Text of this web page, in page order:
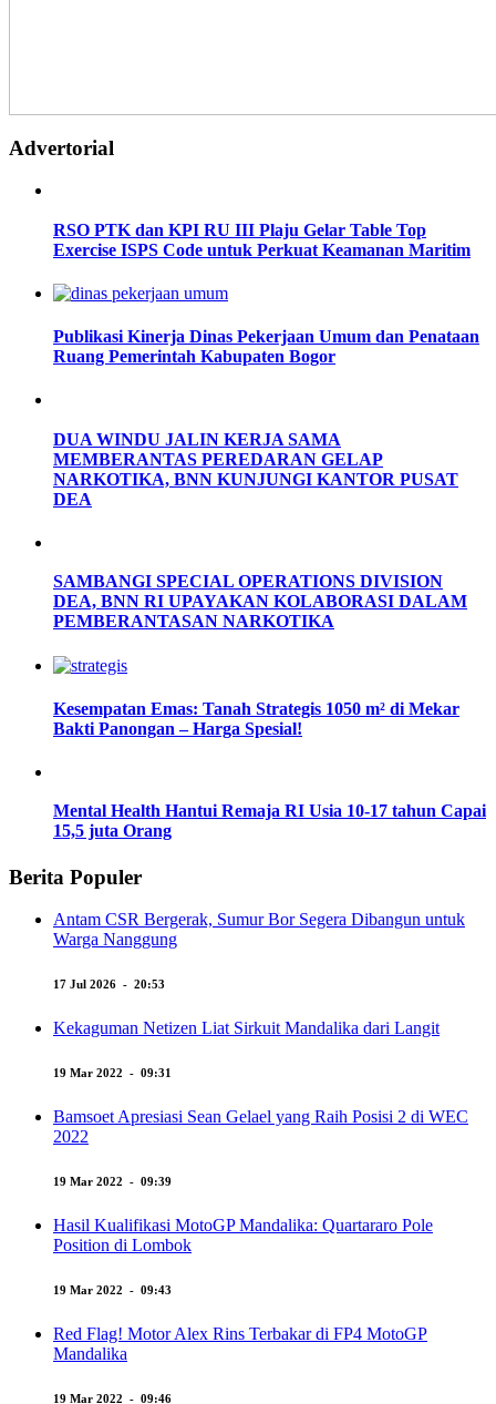
Advertorial
RSO PTK dan KPI RU III Plaju Gelar Table Top
Exercise ISPS Code untuk Perkuat Keamanan Maritim
Publikasi Kinerja Dinas Pekerjaan Umum dan Penataan
Ruang Pemerintah Kabupaten Bogor
DUA WINDU JALIN KERJA SAMA
MEMBERANTAS PEREDARAN GELAP
NARKOTIKA, BNN KUNJUNGI KANTOR PUSAT
DEA
SAMBANGI SPECIAL OPERATIONS DIVISION
DEA, BNN RI UPAYAKAN KOLABORASI DALAM
PEMBERANTASAN NARKOTIKA
Kesempatan Emas: Tanah Strategis 1050 m² di Mekar
Bakti Panongan – Harga Spesial!
Mental Health Hantui Remaja RI Usia 10-17 tahun Capai
15,5 juta Orang
Berita Populer
Antam CSR Bergerak, Sumur Bor Segera Dibangun untuk
Warga Nanggung
17 Jul 2026 - 20:53
Kekaguman Netizen Liat Sirkuit Mandalika dari Langit
19 Mar 2022 - 09:31
Bamsoet Apresiasi Sean Gelael yang Raih Posisi 2 di WEC
2022
19 Mar 2022 - 09:39
Hasil Kualifikasi MotoGP Mandalika: Quartararo Pole
Position di Lombok
19 Mar 2022 - 09:43
Red Flag! Motor Alex Rins Terbakar di FP4 MotoGP
Mandalika
19 Mar 2022 - 09:46